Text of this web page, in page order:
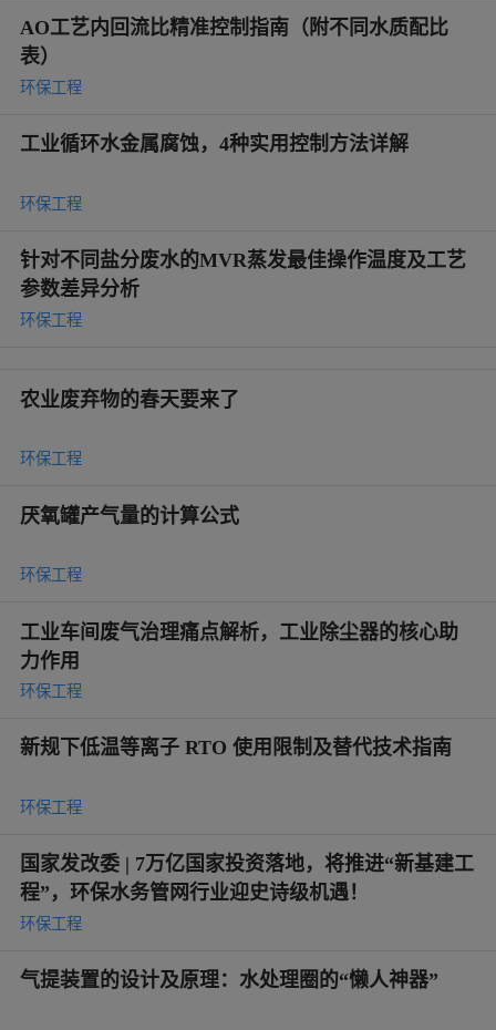
AO工艺内回流比精准控制指南（附不同水质配比
表）
环保工程
工业循环水金属腐蚀，4种实用控制方法详解
环保工程
针对不同盐分废水的MVR蒸发最佳操作温度及工艺
参数差异分析
环保工程
农业废弃物的春天要来了
环保工程
厌氧罐产气量的计算公式
环保工程
工业车间废气治理痛点解析，工业除尘器的核心助
力作用
环保工程
新规下低温等离子 RTO 使用限制及替代技术指南
环保工程
国家发改委 | 7万亿国家投资落地，将推进“新基建工
程”，环保水务管网行业迎史诗级机遇！
环保工程
气提装置的设计及原理：水处理圈的“懒人神器”